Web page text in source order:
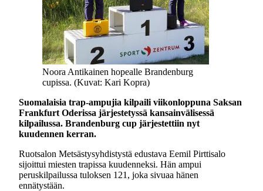
Noora Antikainen hopealle Brandenburg
cupissa. (Kuvat: Kari Kopra)
Suomalaisia trap-ampujia kilpaili viikonloppuna Saksan
Frankfurt Oderissa järjestetyssä kansainvälisessä
kilpailussa. Brandenburg cup järjestettiin nyt
kuudennen kerran.
Ruotsalon Metsästysyhdistystä edustava Eemil Pirttisalo
sijoittui miesten trapissa kuudenneksi. Hän ampui
peruskilpailussa tuloksen 121, joka sivuaa hänen
ennätystään.